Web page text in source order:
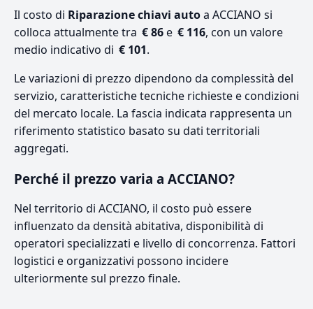
Il costo di Riparazione chiavi autoa ACCIANO si
colloca attualmente tra € 86e € 116, con un valore
medio indicativo di € 101.
Le variazioni di prezzo dipendono da complessità del
servizio, caratteristiche tecniche richieste e condizioni
del mercato locale. La fascia indicata rappresenta un
riferimento statistico basato su dati territoriali
aggregati.
Perché il prezzo varia a ACCIANO?
Nel territorio di ACCIANO, il costo può essere
influenzato da densità abitativa, disponibilità di
operatori specializzati e livello di concorrenza. Fattori
logistici e organizzativi possono incidere
ulteriormente sul prezzo finale.